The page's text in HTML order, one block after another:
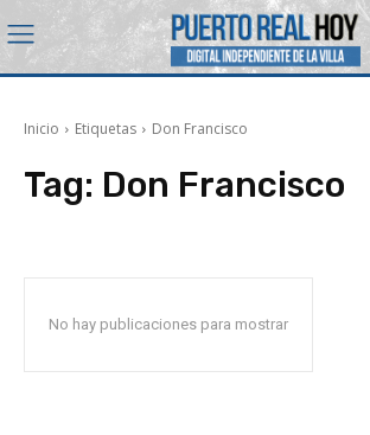
Inicio Etiquetas Don Francisco
Tag: Don Francisco
No hay publicaciones para mostrar